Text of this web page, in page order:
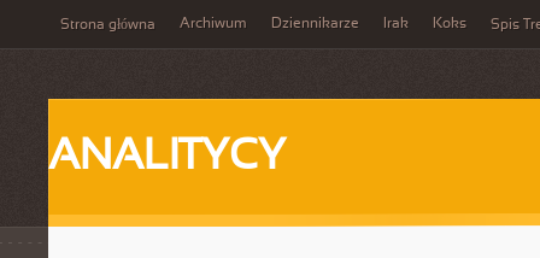
Strona główna Archiwum Dziennikarze Irak Koks Spis
ANALITYCY